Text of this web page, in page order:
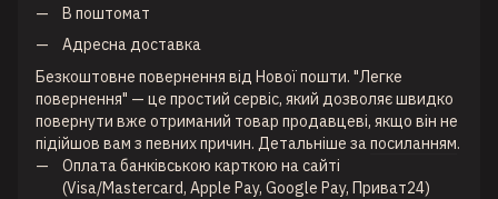
В поштомат
Адресна доставка
Безкоштовне повернення від Нової пошти. "Легке
повернення" — це простий сервіс, який дозволяє швидко
повернути вже отриманий товар продавцеві, якщо він не
підійшов вам з певних причин. Детальніше за посиланням.
Оплата банківською карткою на сайті
(Visa/Mastercard, Apple Pay, Google Pay, Приват24)